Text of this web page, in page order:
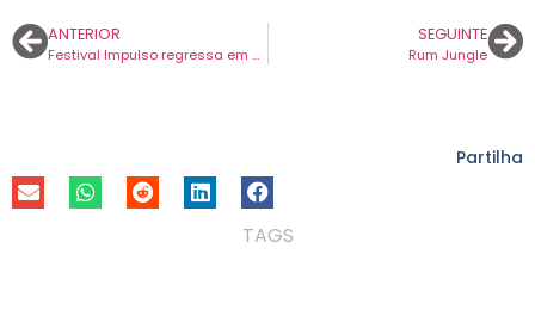
ANTERIOR
Festival Impulso regressa em 2025 e com forte aposta na música independente portuguesa.
SEGUINTE
Rum Jungle
Partilha
TAGS